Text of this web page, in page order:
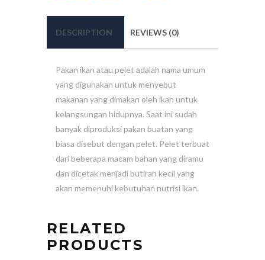
DESCRIPTION REVIEWS (0)
Pakan ikan atau pelet adalah nama umum
yang digunakan untuk menyebut
makanan yang dimakan oleh ikan untuk
kelangsungan hidupnya. Saat ini sudah
banyak diproduksi pakan buatan yang
biasa disebut dengan pelet. Pelet terbuat
dari beberapa macam bahan yang diramu
dan dicetak menjadi butiran kecil yang
akan memenuhi kebutuhan nutrisi ikan.
RELATED
PRODUCTS